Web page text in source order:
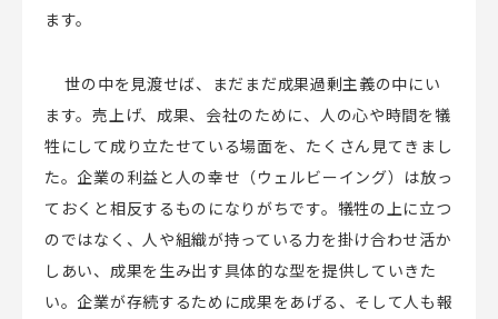
ます。
世の中を見渡せば、まだまだ成果過剰主義の中にい
ます。売上げ、成果、会社のために、人の心や時間を犠
牲にして成り立たせている場面を、たくさん見てきまし
た。企業の利益と人の幸せ（ウェルビーイング）は放っ
ておくと相反するものになりがちです。犠牲の上に立つ
のではなく、人や組織が持っている力を掛け合わせ活か
しあい、成果を生み出す具体的な型を提供していきた
い。企業が存続するために成果をあげる、そして人も報